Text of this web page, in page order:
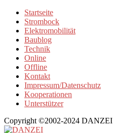
Startseite
Strombock
Elektromobilität
Baublog
Technik
Online
Offline
Kontakt
Impressum/Datenschutz
Kooperationen
Unterstützer
Copyright ©2002-2024 DANZEI